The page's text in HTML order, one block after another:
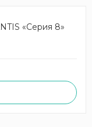
«Серия 8»